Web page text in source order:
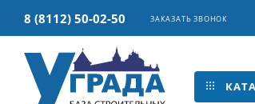
8 (8112) 50-02-50 ЗАКАЗАТЬ ЗВОНОК